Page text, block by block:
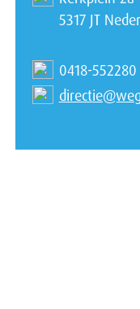
5317 JT
0418-552280